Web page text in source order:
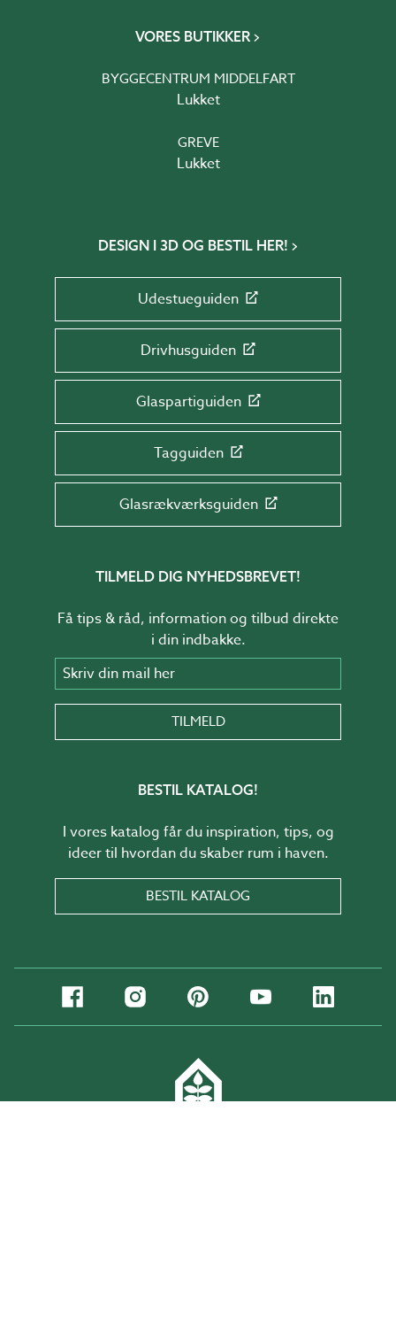
VORES BUTIKKER
BYGGECENTRUM MIDDELFART
Lukket
GREVE
Lukket
DESIGN I 3D OG BESTIL HER!
Udestueguiden
Drivhusguiden
Glaspartiguiden
Tagguiden
Glasrækværksguiden
TILMELD DIG NYHEDSBREVET!
Få tips & råd, information og tilbud direkte
i din indbakke.
Skriv din mail her
TILMELD
BESTIL KATALOG!
I vores katalog får du inspiration, tips, og
ideer til hvordan du skaber rum i haven.
BESTIL KATALOG